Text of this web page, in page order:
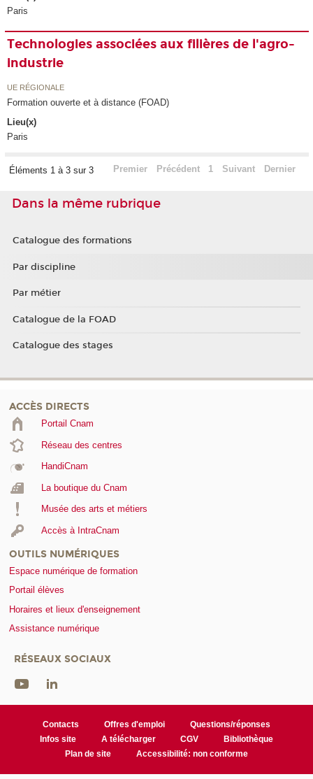
Paris
Technologies associées aux filières de l'agro-
industrie
UE RÉGIONALE
Formation ouverte et à distance (FOAD)
Lieu(x)
Paris
Éléments 1 à 3 sur 3 Premier Précédent 1 Suivant Dernier
Dans la même rubrique
Catalogue des formations
Par discipline
Par métier
Catalogue de la FOAD
Catalogue des stages
ACCÈS DIRECTS
Portail Cnam
Réseau des centres
HandiCnam
La boutique du Cnam
Musée des arts et métiers
Accès à IntraCnam
OUTILS NUMÉRIQUES
Espace numérique de formation
Portail élèves
Horaires et lieux d'enseignement
Assistance numérique
RÉSEAUX SOCIAUX
Contacts Offres d'emploi
Questions/réponses
Infos site
A télécharger CGV
Bibliothèque
Plan de site
Accessibilité: non conforme